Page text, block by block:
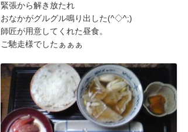
緊張から解き放たれ
おなかがグルグル鳴り出した(^◇^;)
師匠が用意してくれた昼食。
ご馳走様でしたぁぁぁ